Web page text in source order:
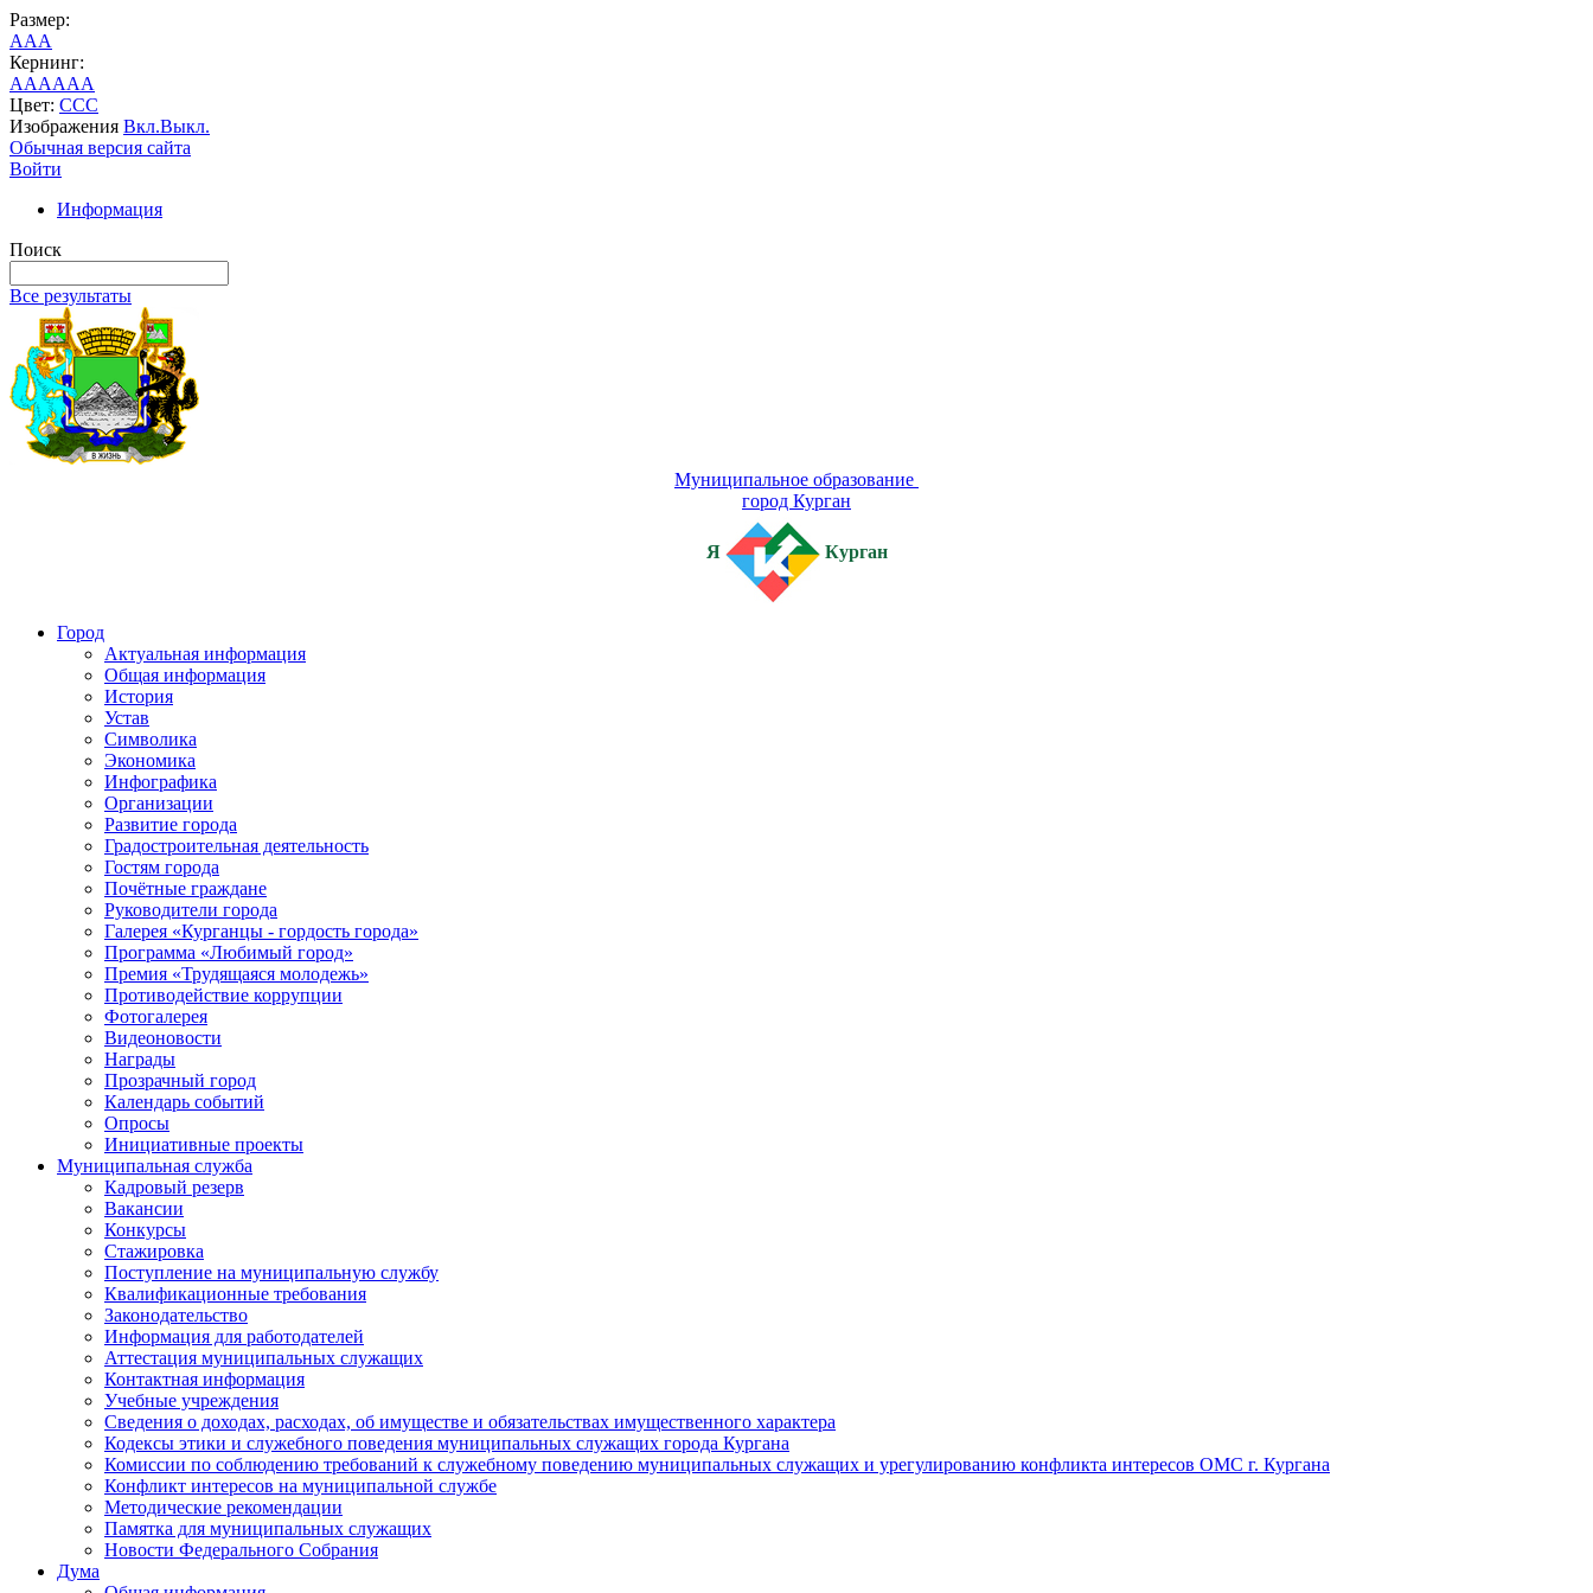
Размер:
AAA
Кернинг:
AAAAAA
Цвет: CCC
Изображения Вкл.Выкл.
Обычная версия сайта
Войти
Информация
Поиск
Все результаты
Муниципальное образование
город Курган
Я Курган
Город
Актуальная информация
Общая информация
История
Устав
Символика
Экономика
Инфографика
Организации
Развитие города
Градостроительная деятельность
Гостям города
Почётные граждане
Руководители города
Галерея «Курганцы - гордость города»
Программа «Любимый город»
Премия «Трудящаяся молодежь»
Противодействие коррупции
Фотогалерея
Видеоновости
Награды
Прозрачный город
Календарь событий
Опросы
Инициативные проекты
Муниципальная служба
Кадровый резерв
Вакансии
Конкурсы
Стажировка
Поступление на муниципальную службу
Квалификационные требования
Законодательство
Информация для работодателей
Аттестация муниципальных служащих
Контактная информация
Учебные учреждения
Сведения о доходах, расходах, об имуществе и обязательствах имущественного характера
Кодексы этики и служебного поведения муниципальных служащих города Кургана
Комиссии по соблюдению требований к служебному поведению муниципальных служащих и урегулированию конфликта интересов ОМС г. Кургана
Конфликт интересов на муниципальной службе
Методические рекомендации
Памятка для муниципальных служащих
Новости Федерального Cобрания
Дума